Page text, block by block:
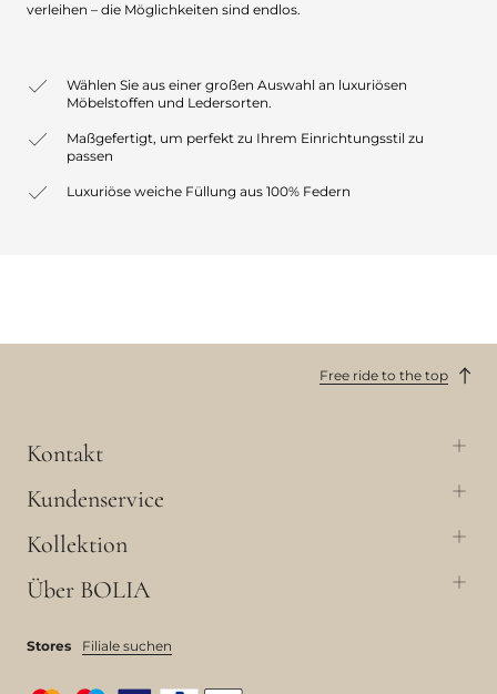
verleihen – die Möglichkeiten sind endlos.
Wählen Sie aus einer großen Auswahl an luxuriösen
Möbelstoffen und Ledersorten.
Maßgefertigt, um perfekt zu Ihrem Einrichtungsstil zu
passen
Luxuriöse weiche Füllung aus 100% Federn
Free ride to the top
Kontakt
Kundenservice
Kollektion
Über BOLIA
Stores Filiale suchen